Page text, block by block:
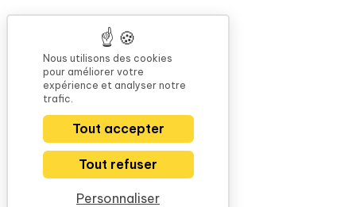
Nous utilisons des cookies
pour améliorer votre
expérience et analyser notre
trafic.
Tout accepter
Tout refuser
Personnaliser